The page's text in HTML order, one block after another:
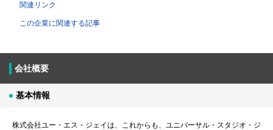
関連リンク
この企業に関連する記事
会社概要
基本情報
株式会社ユー・エス・ジェイは、これからも、ユニバーサル・スタジオ・ジ